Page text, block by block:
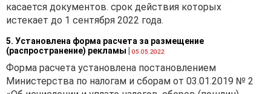
касается документов. срок действия которых
истекает до 1 сентября 2022 года.
5. Установлена форма расчета за размещение
(распространение) рекламы
05.05.2022
Форма расчета установлена постановлением
Министерства по налогам и сборам от 03.01.2019 № 2